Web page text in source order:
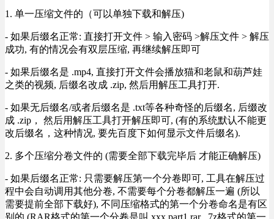
1. 单一压缩文件的（可以单独下载和解压)
- 如果后缀名正常: 直接打开文件 > 输入密码 >解压文件 > 解压
成功, 有的情况会有双层压缩, 再继续解压即可
- 如果后缀名是 .mp4, 直接打开文件会播放猫和老鼠和葫芦娃
之类的视频, 后缀名改成 .zip, 然后用解压工具打开.
- 如果无后缀名/或者后缀名是 .txt等各种奇怪的后缀名, 后缀改
成 .zip， 然后用解压工具打开解压即可, (有的系统默认不能更
改后缀名，这种情况, 要先百度下如何显示文件后缀名).
2. 多个压缩分卷文件的 (需要全部下载完毕后 才能正确解压)
- 如果后缀名正常: 只需要解压第一个分卷即可, 工具在解压过
程中会自动调用其他分卷, 不需要每个分卷都解压一遍 (所以
需要提前全部下载好), 不同压缩格式的第一个分卷命名是有区
别的 (RAR格式的第一个分卷是叫 xxx.part1.rar , 7z格式的第一